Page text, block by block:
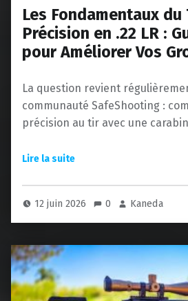
Les Fondamentaux du
Précision en .22 LR :
pour Améliorer Vos
La question revient
communauté SafeShooting :
précision au tir avec une
12 juin 2026 0 Kaneda